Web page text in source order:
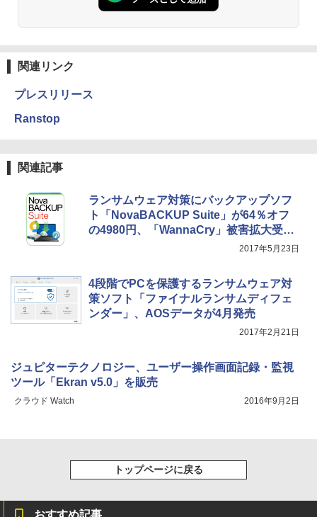
関連リンク
プレスリリース
Ranstop
関連記事
ランサムウェア対策にバックアップソフ
ト「NovaBACKUP Suite」が64％オフ
の4980円、「WannaCry」被害拡大受け
2017年5月23日
4段階でPCを保護するランサムウェア対
策ソフト「ファイナルランサムディフェ
ンダー」、AOSデータが4月発売
2017年2月21日
ジュピターテクノロジー、ユーザー操作画面記録・監視
ツール「Ekran v5.0」を販売
クラウド Watch 2016年9月2日
トップページに戻る
おすすめ記事